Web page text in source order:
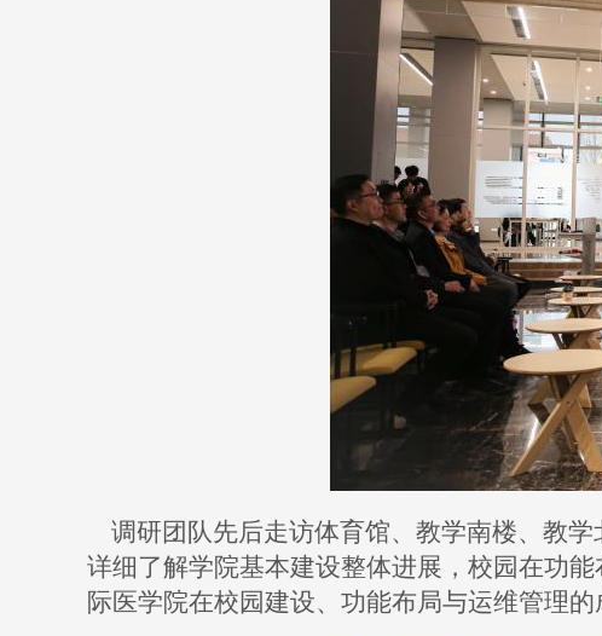
调研团队先后走访体育馆、教学南楼、教
详细了解学院基本建设整体进展，校园在功
际医学院在校园建设、功能布局与运维管理